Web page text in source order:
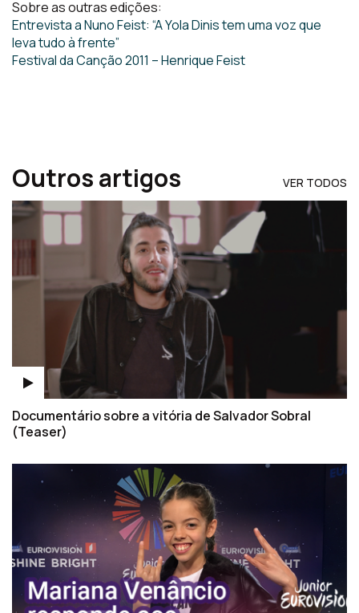
Sobre as outras edições:
Entrevista a Nuno Feist: “A Yola Dinis tem uma voz que
leva tudo à frente”
Festival da Canção 2011 – Henrique Feist
Outros artigos VER TODOS
Documentário sobre a vitória de Salvador Sobral
(Teaser)